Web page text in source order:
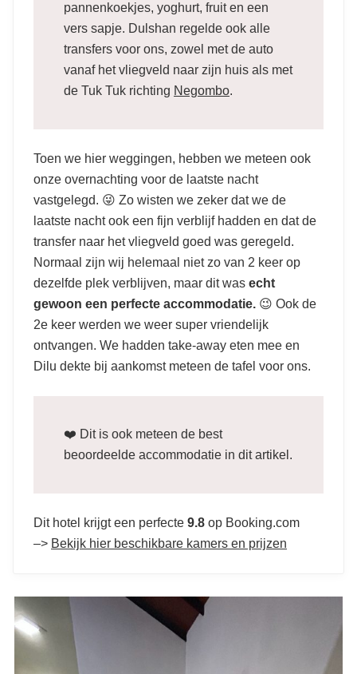
pannenkoekjes, yoghurt, fruit en een
vers sapje. Dulshan regelde ook alle
transfers voor ons, zowel met de auto
vanaf het vliegveld naar zijn huis als met
de Tuk Tuk richting Negombo.
Toen we hier weggingen, hebben we meteen ook
onze overnachting voor de laatste nacht
vastgelegd. 😜 Zo wisten we zeker dat we de
laatste nacht ook een fijn verblijf hadden en dat de
transfer naar het vliegveld goed was geregeld.
Normaal zijn wij helemaal niet zo van 2 keer op
dezelfde plek verblijven, maar dit was echt
gewoon een perfecte accommodatie. 😉 Ook de
2e keer werden we weer super vriendelijk
ontvangen. We hadden take-away eten mee en
Dilu dekte bij aankomst meteen de tafel voor ons.
❤️ Dit is ook meteen de best
beoordeelde accommodatie in dit artikel.
Dit hotel krijgt een perfecte 9.8 op Booking.com
–> Bekijk hier beschikbare kamers en prijzen